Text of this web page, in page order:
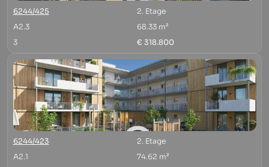
6244/425
2. Etage
A2.3
68.33 m²
3
€ 318.800
6244/423
2. Etage
A2.1
74.62 m²